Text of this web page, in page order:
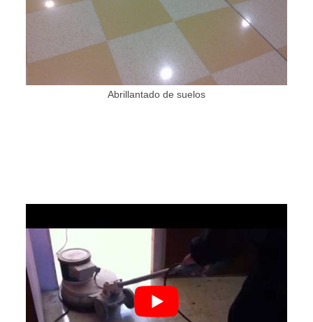
Abrillantado de suelos